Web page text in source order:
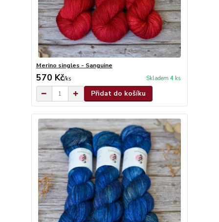
Merino singles - Sanguine
570 Kč/ks Skladem 4 ks
Přidat do košíku